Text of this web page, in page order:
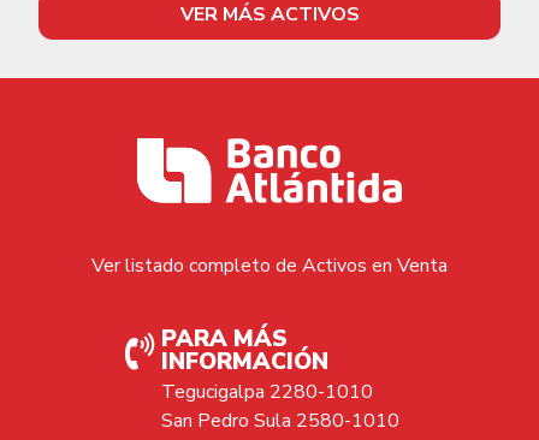
VER MÁS ACTIVOS
Ver listado completo de Activos en Venta
PARA MÁS
INFORMACIÓN
Tegucigalpa 2280-1010
San Pedro Sula 2580-1010